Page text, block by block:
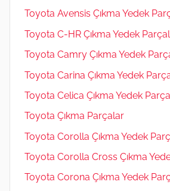
Toyota Avensis Çıkma Yedek
Toyota C-HR Çıkma Yedek
Toyota Camry Çıkma Yedek
Toyota Carina Çıkma Yedek
Toyota Celica Çıkma Yedek
Toyota Çıkma Parçalar
Toyota Corolla Çıkma Yedek
Toyota Corolla Cross Çıkma
Toyota Corona Çıkma Yedek